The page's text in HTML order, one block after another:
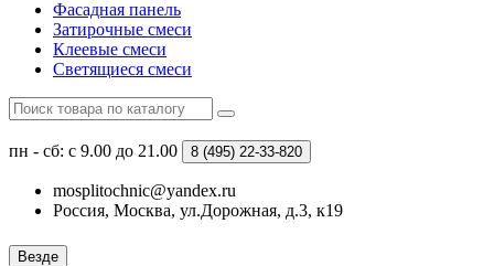
Фасадная панель
Затирочные смеси
Клеевые смеси
Светящиеся смеси
пн - сб: с 9.00 до 21.00 8 (495) 22-33-820
mosplitochnic@yandex.ru
Россия, Москва, ул.Дорожная, д.3, к19
Везде